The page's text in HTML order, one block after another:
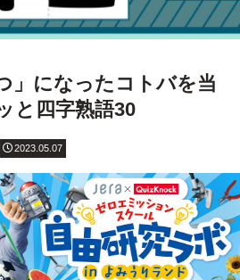
」になったコトバを当
と四字熟語30
2023.05.07